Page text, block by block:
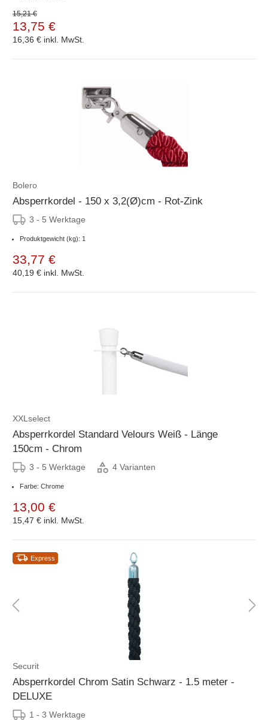
15,21 €
13,75 €
16,36 € inkl. MwSt.
Bolero
Absperrkordel - 150 x 3,2(Ø)cm - Rot-Zink
3 - 5 Werktage
Produktgewicht (kg): 1
33,77 €
40,19 € inkl. MwSt.
XXLselect
Absperrkordel Standard Velours Weiß - Länge
150cm - Chrom
3 - 5 Werktage 4 Varianten
Farbe: Chrome
13,00 €
15,47 € inkl. MwSt.
Express
Securit
Absperrkordel Chrom Satin Schwarz - 1.5 meter -
DELUXE
1 - 3 Werktage